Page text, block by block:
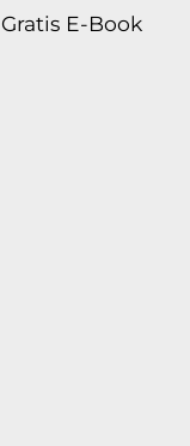
Gratis E-Book